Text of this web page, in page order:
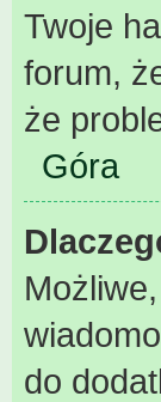
Twoje
forum,
że
Góra
do